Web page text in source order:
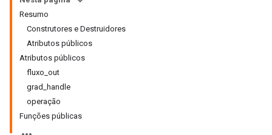
Resumo
Construtores e Destruidores
Atributos públicos
Atributos públicos
fluxo_out
grad_handle
operação
Funções públicas